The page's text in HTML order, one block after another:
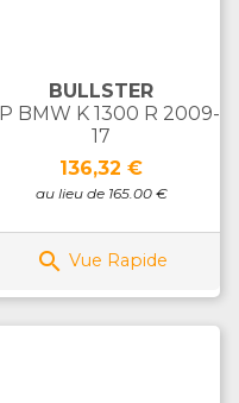
BULLSTER
BMW K 1300 R 2009-
17
Prix
136,32 €
au lieu de 165.00 €
 Vue Rapide